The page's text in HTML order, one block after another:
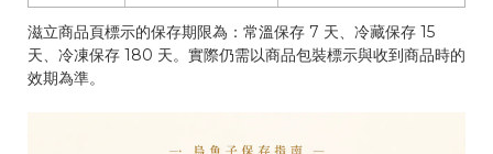
滋立商品頁標示的保存期限為：常溫保存 7 天、冷藏保存 15
天、冷凍保存 180 天。實際仍需以商品包裝標示與收到商品時的
效期為準。